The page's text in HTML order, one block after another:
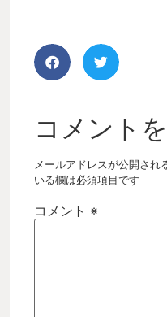
コメント
メールアドレスが公開され
いる欄は必須項目です
コメント ※